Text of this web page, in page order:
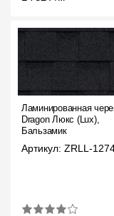
Ламинированная
Dragon Люкс (Lux),
Бальзамик
Артикул: ZRLL-